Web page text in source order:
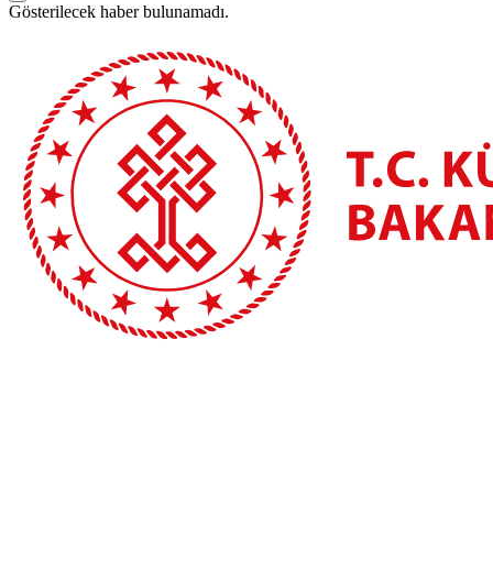
Gösterilecek haber bulunamadı.